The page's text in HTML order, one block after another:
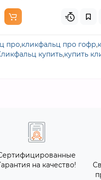
про,кликфальц про гофр,
купить,купить
на качество!